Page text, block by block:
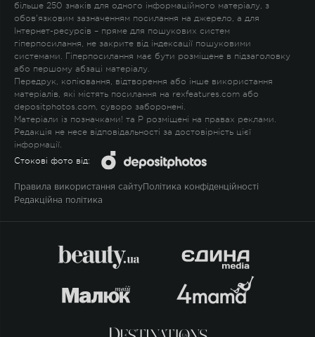
більше 250 знаків для одного інформаційного матеріалу, з
обов'язковим зазначенням посилання на джерело, а для
Інтернет-ресурсів – пряме для пошукових систем
гіперпосилання, не закрите від індексації пошуковими
системами. Гіперпосилання має бути розміщене в підзаголовку
або першому абзаці матеріалу.
Передрук, копіювання, відтворення або інше використання
матеріалів, які містять посилання на rexfeatures.com або
depositphotos.com, суворо заборонені.
Матеріали із позначками! та P розміщені на правах реклами.
Редакція не несе відповідальності за достовірність цієї
інформації.
Стокові фото від:
Правила використання сайту Політика конфіденційності
Редакційна політика